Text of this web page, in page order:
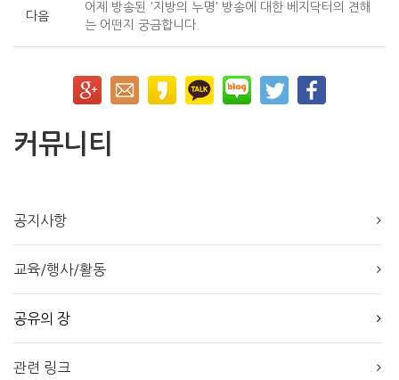
다음
어제 방송된 '지방의 누명' 방송에 대한 베지닥터의 견해
는 어떤지 궁금합니다.
커뮤니티
공지사항
교육/행사/활동
공유의 장
관련 링크